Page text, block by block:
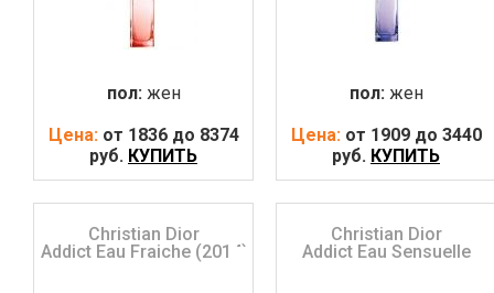
пол: жен
Цена: от 1836 до 8374
руб. КУПИТЬ
пол: жен
Цена: от 1909 до 3440
руб. КУПИТЬ
Christian Dior
Addict Eau Fraiche (2014)
Christian Dior
Addict Eau Sensuelle